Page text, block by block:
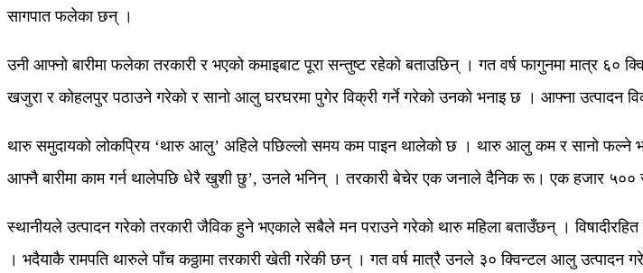
सागपात फलेका छन् ।
उनी आफ्नो बारीमा फलेका तरकारी र भएको कमाइबाट पूरा सन्तुष्ट रहेको बताउछिन् । गत वर्ष फागुनमा मात्र
खजुरा र कोहलपुर पठाउने गरेको र सानो आलु घरघरमा पुगेर विक्री गर्ने गरेको उनको भनाइ छ । आफ्ना उत्पादन
थारु समुदायको लोकप्रिय ‘थारु आलु’ अहिले पछिल्लो समय कम पाइन थालेको छ । थारु आलु कम र सानो फल्ने
आफ्नै बारीमा काम गर्न थालेपछि धेरै खुशी छु’, उनले भनिन् । तरकारी बेचेर एक जनाले दैनिक रू। एक हजार ५००
स्थानीयले उत्पादन गरेको तरकारी जैविक हुने भएकाले सबैले मन पराउने गरेको थारु महिला बताउँछन् ।
। भदैयाकै रामपति थारुले पाँच कठ्ठामा तरकारी खेती गरेकी छन् । गत वर्ष मात्रै उनले ३० क्विन्टल आलु उत्पादन